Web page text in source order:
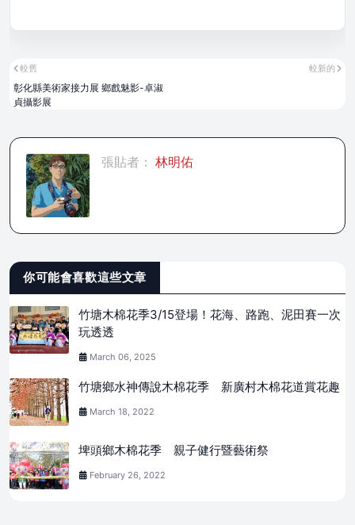
較新的
較舊
彰化縣美術家接力展 鄉戲魅影-卓淑
貞攝影展
張貼者： 林明佑
你可能會喜歡這些文章
竹塘木棉花季3/15登場！花海、路跑、泥田賽一次
玩透透
March 06, 2025
竹塘鄉水神傳說木棉花季 新廣村木棉花道賞花趣
March 18, 2022
埤頭鄉木棉花季 親子健行暨藝術祭
February 26, 2022